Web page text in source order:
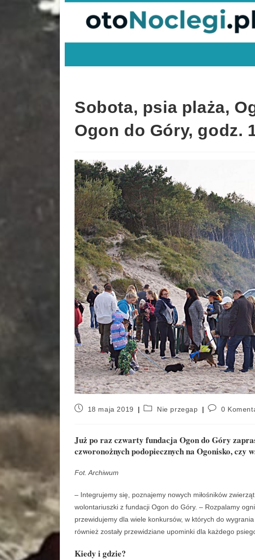
Sobota, psia plaża,
Ogon do Góry, godz.
18 maja 2019 Nie przegap 0
Już po raz czwarty fundacja Ogon do Góry
czworonożnych podopiecznych na Ogonisko, czy
Fot. Archiwum
– Integrujemy się, poznajemy nowych miłośników
wolontariuszki z fundacji Ogon do Góry. – Rozpalamy
przewidujemy dla wiele konkursów, w których do
również zostały przewidziane upominki dla każdego
Kiedy i gdzie?